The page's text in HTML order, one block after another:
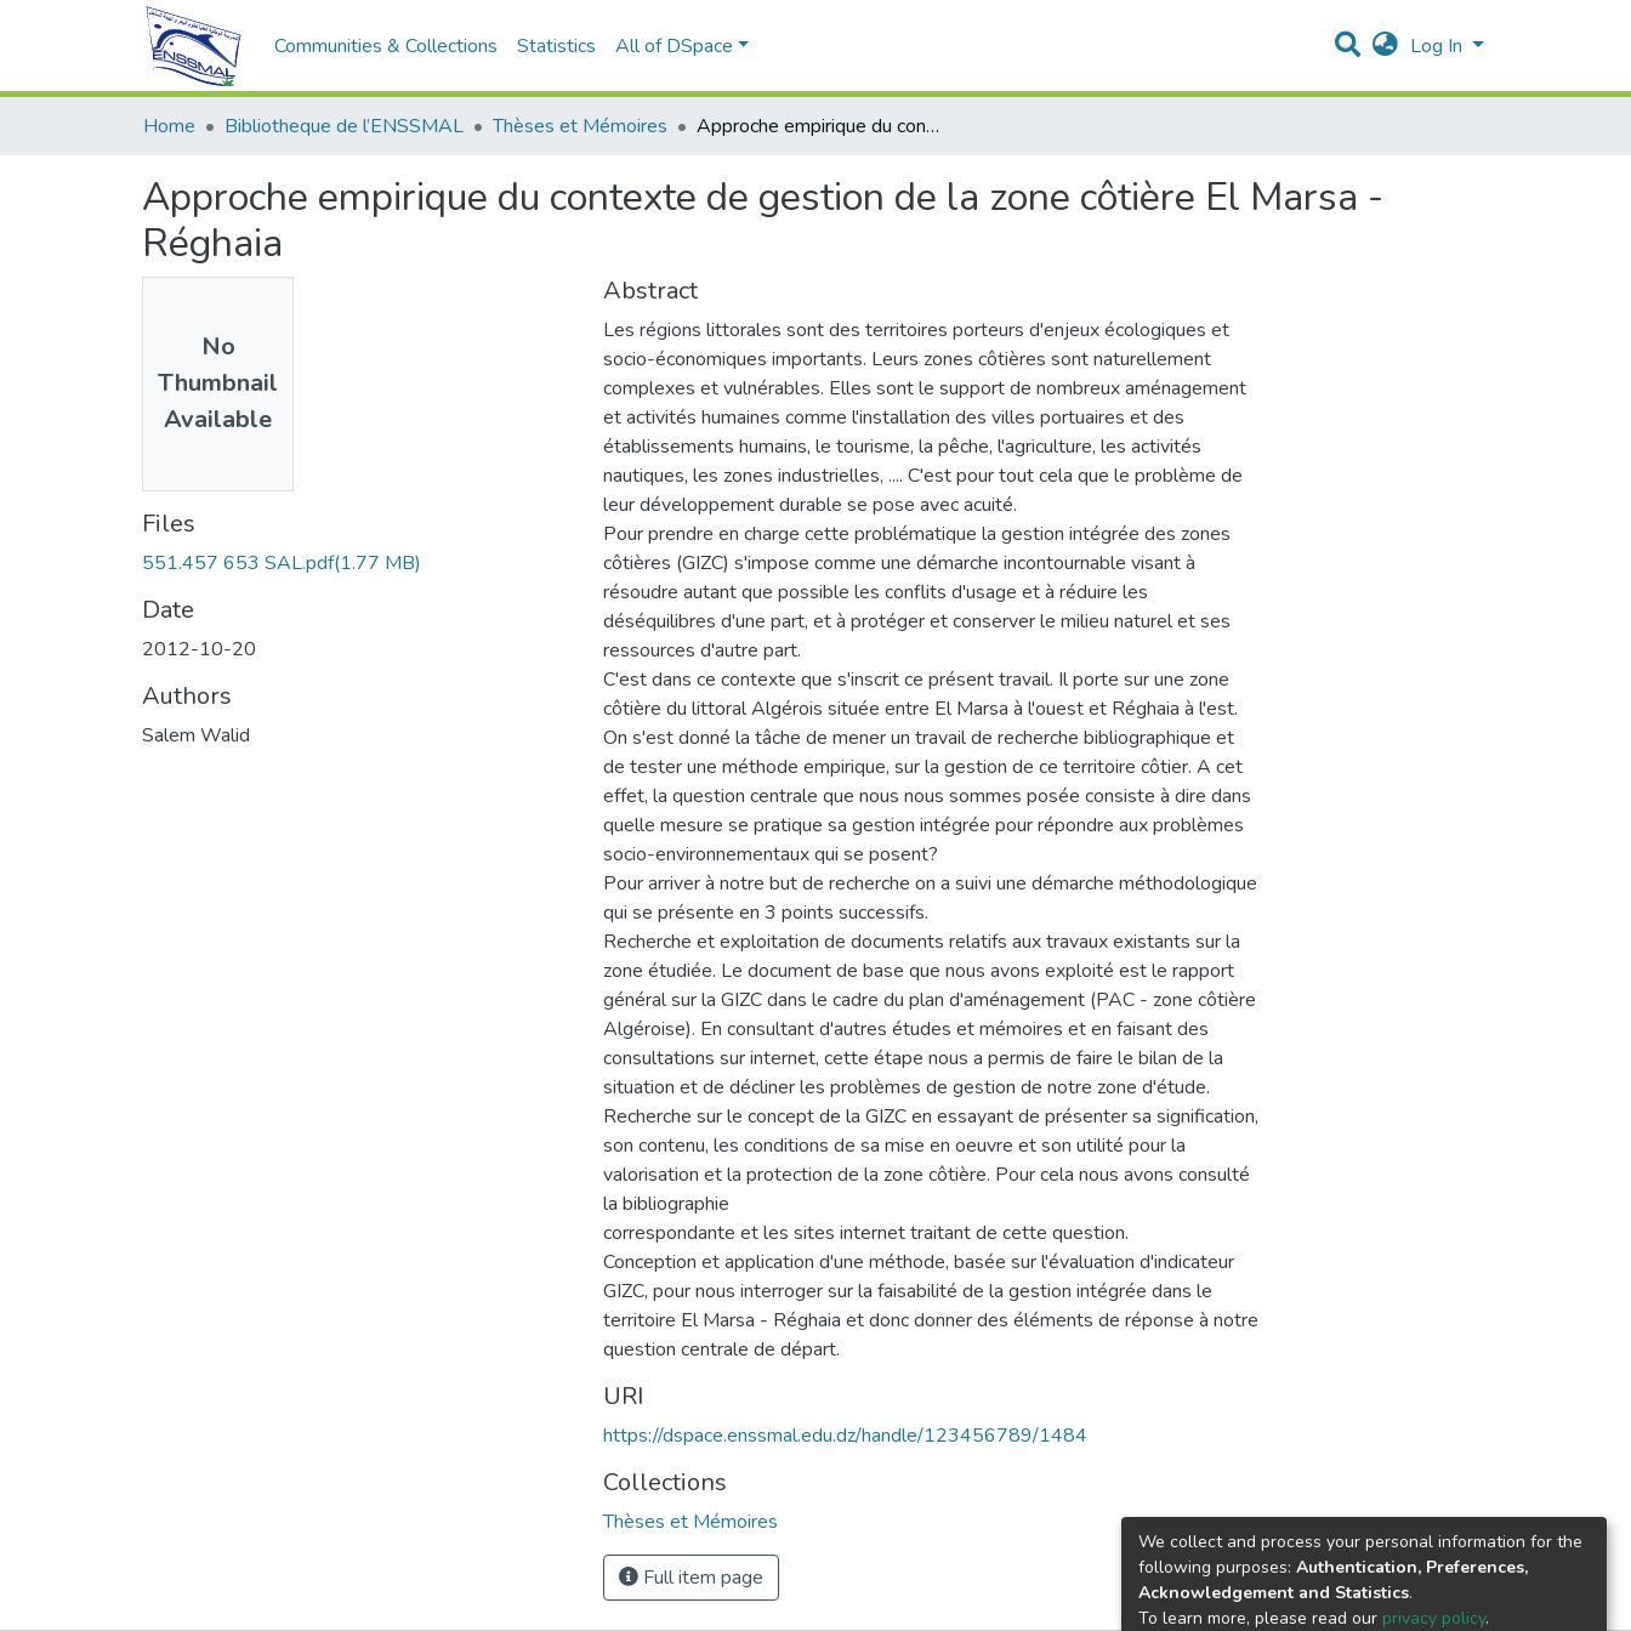
Communities & Collections Statistics All of DSpace Log In
Home Bibliotheque de l’ENSSMAL Thèses et Mémoires Approche empirique du contexte de gestion de la zone côtière El Marsa - Réghaia
Approche empirique du contexte de gestion de la zone côtière El Marsa -
Réghaia
No
Thumbnail
Available
Files
551.457 653 SAL.pdf(1.77 MB)
Date
2012-10-20
Authors
Salem Walid
Abstract
Les régions littorales sont des territoires porteurs d'enjeux écologiques et
socio-économiques importants. Leurs zones côtières sont naturellement
complexes et vulnérables. Elles sont le support de nombreux aménagement
et activités humaines comme l'installation des villes portuaires et des
établissements humains, le tourisme, la pêche, l'agriculture, les activités
nautiques, les zones industrielles, .... C'est pour tout cela que le problème de
leur développement durable se pose avec acuité.
Pour prendre en charge cette problématique la gestion intégrée des zones
côtières (GIZC) s'impose comme une démarche incontournable visant à
résoudre autant que possible les conflits d'usage et à réduire les
déséquilibres d'une part, et à protéger et conserver le milieu naturel et ses
ressources d'autre part.
C'est dans ce contexte que s'inscrit ce présent travail. Il porte sur une zone
côtière du littoral Algérois située entre El Marsa à l'ouest et Réghaia à l'est.
On s'est donné la tâche de mener un travail de recherche bibliographique et
de tester une méthode empirique, sur la gestion de ce territoire côtier. A cet
effet, la question centrale que nous nous sommes posée consiste à dire dans
quelle mesure se pratique sa gestion intégrée pour répondre aux problèmes
socio-environnementaux qui se posent?
Pour arriver à notre but de recherche on a suivi une démarche méthodologique
qui se présente en 3 points successifs.
Recherche et exploitation de documents relatifs aux travaux existants sur la
zone étudiée. Le document de base que nous avons exploité est le rapport
général sur la GIZC dans le cadre du plan d'aménagement (PAC - zone côtière
Algéroise). En consultant d'autres études et mémoires et en faisant des
consultations sur internet, cette étape nous a permis de faire le bilan de la
situation et de décliner les problèmes de gestion de notre zone d'étude.
Recherche sur le concept de la GIZC en essayant de présenter sa signification,
son contenu, les conditions de sa mise en oeuvre et son utilité pour la
valorisation et la protection de la zone côtière. Pour cela nous avons consulté
la bibliographie
correspondante et les sites internet traitant de cette question.
Conception et application d'une méthode, basée sur l'évaluation d'indicateur
GIZC, pour nous interroger sur la faisabilité de la gestion intégrée dans le
territoire El Marsa - Réghaia et donc donner des éléments de réponse à notre
question centrale de départ.
URI
https://dspace.enssmal.edu.dz/handle/123456789/1484
Collections
Thèses et Mémoires
Full item page
We collect and process your personal information for the
following purposes: Authentication, Preferences,
Acknowledgement and Statistics.
To learn more, please read our privacy policy.